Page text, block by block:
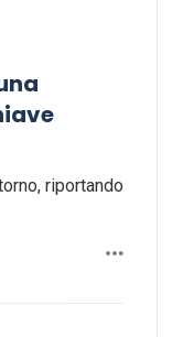
riportando